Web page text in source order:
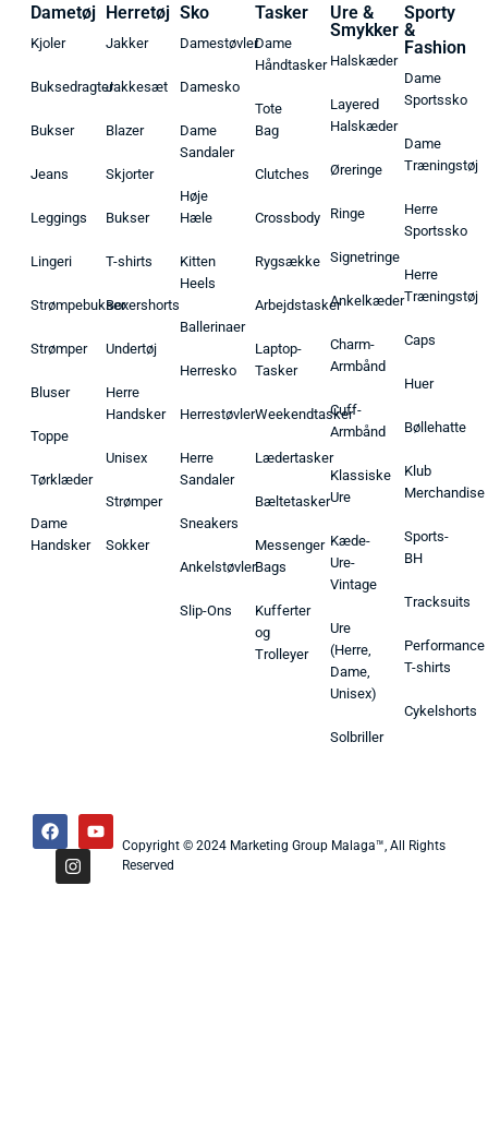
Dametøj
Kjoler
Buksedragter
Bukser
Jeans
Leggings
Lingeri
Strømpebukser
Strømper
Bluser
Toppe
Tørklæder
Dame
Handsker
Herretøj
Jakker
Jakkesæt
Blazer
Skjorter
Bukser
T-shirts
Boxershorts
Undertøj
Herre
Handsker
Unisex
Strømper
Sokker
Sko
Damestøvler
Damesko
Dame
Sandaler
Høje
Hæle
Kitten
Heels
Ballerinaer
Herresko
Herrestøvler
Herre
Sandaler
Sneakers
Ankelstøvler
Slip-Ons
Tasker
Dame
Håndtasker
Tote
Bag
Clutches
Crossbody
Rygsække
Arbejdstasker
Laptop-
Tasker
Weekendtasker
Lædertasker
Bæltetasker
Messenger
Bags
Kufferter
og
Trolleyer
Ure &
Smykker
Halskæder
Layered
Halskæder
Øreringe
Ringe
Signetringe
Ankelkæder
Charm-
Armbånd
Cuff-
Armbånd
Klassiske
Ure
Kæde-
Ure-
Vintage
Ure
(Herre,
Dame,
Unisex)
Solbriller
Sporty
&
Fashion
Dame
Sportssko
Dame
Træningstøj
Herre
Sportssko
Herre
Træningstøj
Caps
Huer
Bøllehatte
Klub
Merchandise
Sports-
BH
Tracksuits
Performance
T-shirts
Cykelshorts
Copyright © 2024 Marketing Group Malaga™, All Rights
Reserved